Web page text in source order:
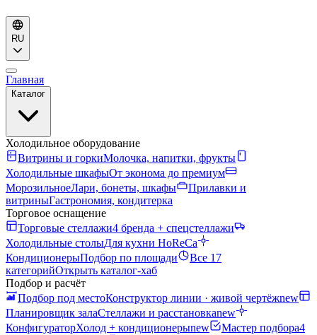
RU
Главная
Каталог
Холодильное оборудование
Витрины и горкиМолочка, напитки, фрукты
Холодильные шкафыОт эконома до премиум
МорозильноеЛари, бонеты, шкафы
Прилавки и
витриныГастрономия, кондитерка
Торговое оснащение
Торговые стеллажи4 бренда + спецстеллажи
Холодильные столыДля кухни HoReCa
КондиционерыПодбор по площади
Все 17
категорийОткрыть каталог-хаб
Подбор и расчёт
Подбор под местоКонструктор линии · живой чертёжnew
Планировщик залаСтеллажи и расстановкаnew
КонфигураторХолод + кондиционерыnew Мастер подбора4